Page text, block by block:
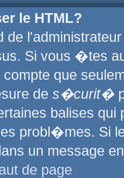
le HTML?
Si vous �tes
que
de s�curit�
balises
probl�mes. Si
un message
de page